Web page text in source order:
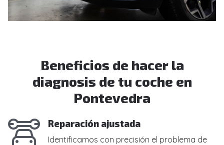
Beneficios de hacer la
diagnosis de tu coche en
Pontevedra
Reparación ajustada
Identificamos con precisión el problema de